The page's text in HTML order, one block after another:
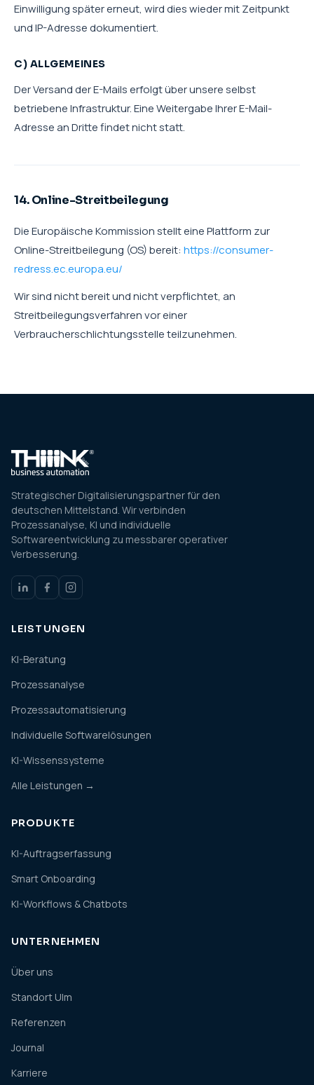
Einwilligung später erneut, wird dies wieder mit Zeitpunkt
und IP-Adresse dokumentiert.
C) ALLGEMEINES
Der Versand der E-Mails erfolgt über unsere selbst
betriebene Infrastruktur. Eine Weitergabe Ihrer E-Mail-
Adresse an Dritte findet nicht statt.
14. Online-Streitbeilegung
Die Europäische Kommission stellt eine Plattform zur
Online-Streitbeilegung (OS) bereit: https://consumer-
redress.ec.europa.eu/
Wir sind nicht bereit und nicht verpflichtet, an
Streitbeilegungsverfahren vor einer
Verbraucherschlichtungsstelle teilzunehmen.
Strategischer Digitalisierungspartner für den
deutschen Mittelstand. Wir verbinden
Prozessanalyse, KI und individuelle
Softwareentwicklung zu messbarer operativer
Verbesserung.
LEISTUNGEN
KI-Beratung
Prozessanalyse
Prozessautomatisierung
Individuelle Softwarelösungen
KI-Wissenssysteme
Alle Leistungen →
PRODUKTE
KI-Auftragserfassung
Smart Onboarding
KI-Workflows & Chatbots
UNTERNEHMEN
Über uns
Standort Ulm
Referenzen
Journal
Karriere